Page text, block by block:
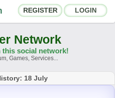
REGISTER LOGIN
Social Shares
Network
this social network!
Games, Services...
18 July